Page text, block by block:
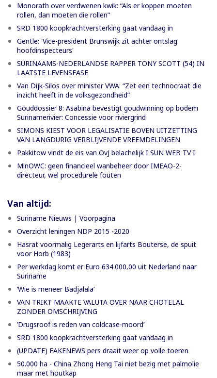
Monorath over verdwenen kwik: “Als er koppen moeten
rollen, dan moeten die rollen”
SRD 1800 koopkrachtversterking gaat vandaag in
Gentle: 'Vice-president Brunswijk zit achter ontslag
hoofdinspecteurs'
SURINAAMS-NEDERLANDSE RAPPER TONY SCOTT (54) IN
LAATSTE LEVENSFASE
Van Dijk-Silos over minister VWA: “Zet een technocraat die
inzicht heeft in de volksgezondheid”
Gouddossier 8: Asabina bevestigt goudwinning op bodem
Surinamerivier: Concessie voor riviergrind
SIMONS KIEST VOOR LEGALISATIE BOVEN UITZETTING
VAN LANGDURIG VERBLIJVENDE VREEMDELINGEN
Pakkitow vindt de eis van OvJ belachelijk I SUN WEB TV I
MinOWC: geen financieel wanbeheer door IMEAO-2-
directeur, wel procedurele fouten
Van altijd:
Suriname Nieuws | Voorpagina
Overzicht leningen NDP 2015 -2020
Hasrat voormalig Legerarts en lijfarts Bouterse, de spuit
voor Horb (1983)
Per werkdag komt er Euro 634.000,00 uit Nederland naar
Suriname
‘Wie is meneer Badjalala’
VAN TRIKT MAAKTE VALUTA OVER NAAR CHOTELAL
ZONDER OMSCHRIJVING
’Drugsroof is reden van coldcase-moord’
SRD 1800 koopkrachtversterking gaat vandaag in
(UPDATE) FAKENEWS pers draait weer op volle toeren
50.000 ha - China Zhong Heng Tai niet bezig met palmolie
maar met houtkap